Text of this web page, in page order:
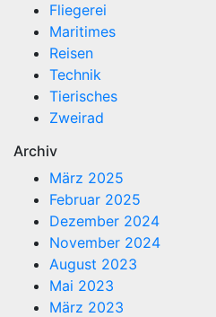
Fliegerei
Maritimes
Reisen
Technik
Tierisches
Zweirad
Archiv
März 2025
Februar 2025
Dezember 2024
November 2024
August 2023
Mai 2023
März 2023